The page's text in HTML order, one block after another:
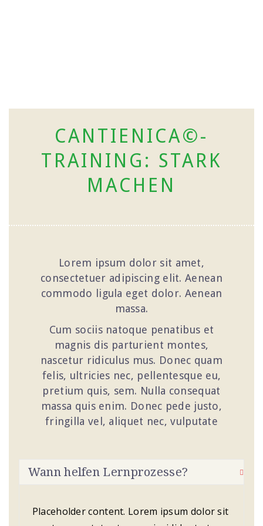
CANTIENICA©-
TRAINING: STARK
MACHEN
Lorem ipsum dolor sit amet,
consectetuer adipiscing elit. Aenean
commodo ligula eget dolor. Aenean
massa.
Cum sociis natoque penatibus et
magnis dis parturient montes,
nascetur ridiculus mus. Donec quam
felis, ultricies nec, pellentesque eu,
pretium quis, sem. Nulla consequat
massa quis enim. Donec pede justo,
fringilla vel, aliquet nec, vulputate
Wann helfen Lernprozesse?
Placeholder content. Lorem ipsum dolor sit